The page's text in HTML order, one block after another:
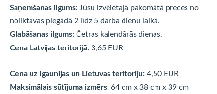
Saņemšanas ilgums:Jūsu izvēlētajā pakomātā preces no
noliktavas piegādā 2 līdz 5 darba dienu laikā.
Glabāšanas ilgums:Četras kalendārās dienas.
Cena Latvijas teritorijā:3,65 EUR
Cena uz Igaunijas un Lietuvas teritoriju:4,50 EUR
Maksimālais sūtījuma izmērs: 64 cm x 38 cm x 39 cm